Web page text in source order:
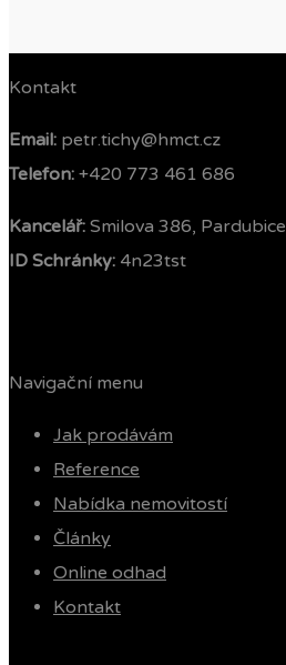
Kontakt
Email: petr.tichy@hmct.cz
Telefon: ‭ +420 773 461 686‬
Kancelář: Smilova 386, Pardubice
ID Schránky: 4n23tst
Navigační menu
Jak prodávám
Reference
Nabídka nemovitostí
Články
Online odhad
Kontakt